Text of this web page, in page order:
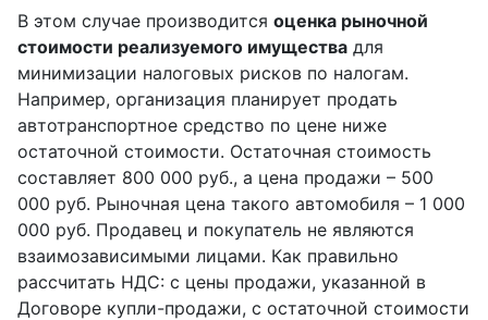
В этом случае производится оценка рыночной
стоимости реализуемого имущества для
минимизации налоговых рисков по налогам.
Например, организация планирует продать
автотранспортное средство по цене ниже
остаточной стоимости. Остаточная стоимость
составляет 800 000 руб., а цена продажи – 500
000 руб. Рыночная цена такого автомобиля – 1 000
000 руб. Продавец и покупатель не являются
взаимозависимыми лицами. Как правильно
рассчитать НДС: с цены продажи, указанной в
Договоре купли-продажи, с остаточной стоимости